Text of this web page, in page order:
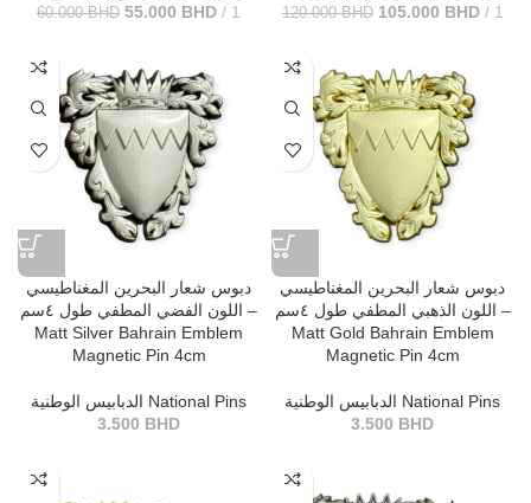
60.000BHD 55.000 BHD 1 120.000BHD 105.000 BHD 1
دبوس شعار البحرين المغناطيسي
اللون الفضي المطفي طول ٤سم –
Matt Silver Bahrain Emblem
Magnetic Pin 4cm
الدبابيس الوطنية National Pins
3.500 BHD
دبوس شعار البحرين المغناطيسي
اللون الذهبي المطفي طول ٤سم –
Matt Gold Bahrain Emblem
Magnetic Pin 4cm
الدبابيس الوطنية National Pins
3.500 BHD